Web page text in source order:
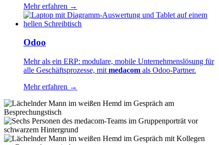
Mehr erfahren →
Odoo
Mehr als ein ERP: modulare, mobile Unternehmenslösung für
alle Geschäftsprozesse, mit medacom als Odoo-Partner.
Mehr erfahren →